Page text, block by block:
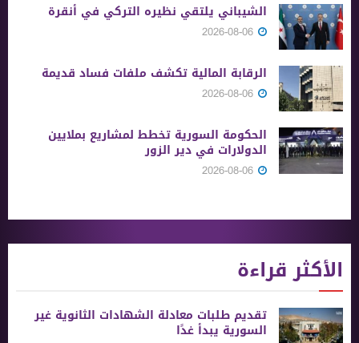
الشيباني يلتقي نظيره التركي في أنقرة
الرقابة المالية تكشف ملفات فساد قديمة
الحكومة السورية تخطط لمشاريع بملايين
الدولارات في دير الزور
الأكثر قراءة
تقديم طلبات معادلة الشهادات الثانوية ‏غير
السورية يبدأ غدًا